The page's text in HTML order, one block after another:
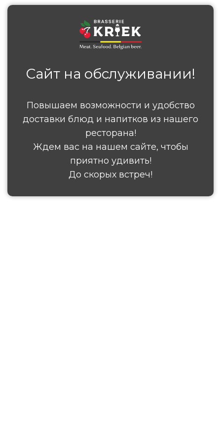
Сайт на обслуживании!
Повышаем возможности и удобство
доставки блюд и напитков из нашего
ресторана!
Ждем вас на нашем сайте, чтобы
приятно удивить!
До скорых встреч!